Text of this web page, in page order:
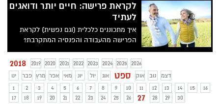
לקראת פרישה: חיים יותר ודואגים
לעתיד
איך מתכוננים כלכלית (וגם נפשית) לקראת
הפרישה מהעבודה והפנסיה המתקרבת?
מדריך
2018 2019 2020 2021 2022 2023 2024 2025
2026
ינו
פבר מרץ אפר מאי יונ יול אוג ספט אוק נוב
דצמ
1
2 3 4 5 6 7 8 9 10 11 12 13 14 15
16
17
18 19 20 21 22 23 24 25 26 27 28 29 30